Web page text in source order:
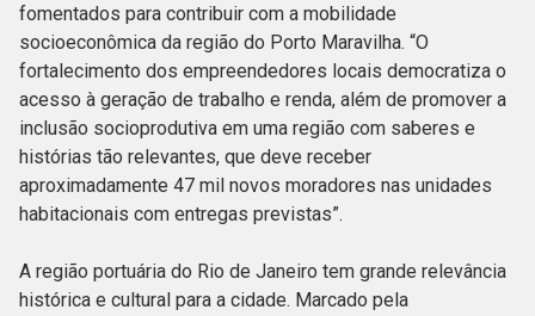
fomentados para contribuir com a mobilidade
socioeconômica da região do Porto Maravilha. “O
fortalecimento dos empreendedores locais democratiza o
acesso à geração de trabalho e renda, além de promover a
inclusão socioprodutiva em uma região com saberes e
histórias tão relevantes, que deve receber
aproximadamente 47 mil novos moradores nas unidades
habitacionais com entregas previstas”.
A região portuária do Rio de Janeiro tem grande relevância
histórica e cultural para a cidade. Marcado pela